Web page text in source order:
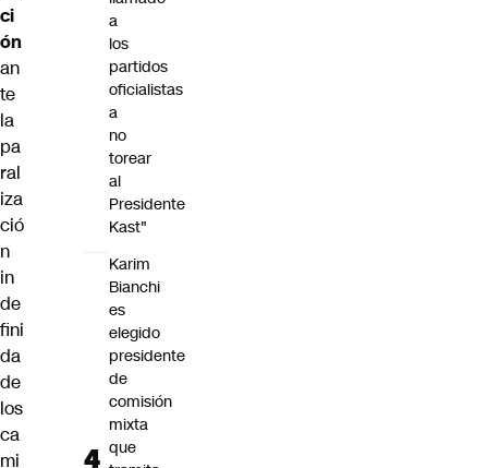
ci
ón
an
te
la
pa
ral
iza
ció
n
in
de
fini
da
de
los
ca
mi
a
los
partidos
oficialistas
a
no
torear
al
Presidente
Kast"
Karim
Bianchi
es
elegido
presidente
de
comisión
mixta
que